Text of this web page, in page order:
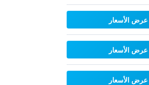
عرض الأسعار
عرض الأسعار
عرض الأسعار